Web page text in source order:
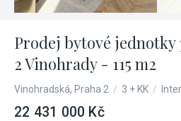
Prodej bytové jednotky
2 Vinohrady - 115 m2
Vinohradská, Praha 2 / 3 + KK /
22 431 000 Kč